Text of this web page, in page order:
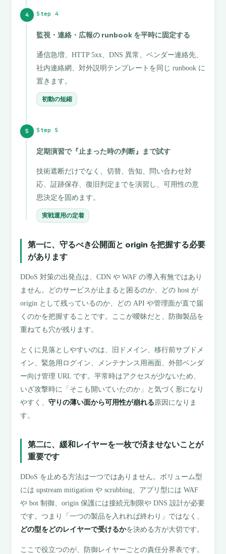
4 Step 4
監視・連絡・広報の runbook を平時に固定する
通信急増、HTTP 5xx、DNS 異常、ベンダー連絡先、
社内連絡網、対外説明テンプレートを同じ runbook に
置きます。
初動の短縮
5 Step 5
定期演習で『止まった時の判断』まで試す
技術遮断だけでなく、切替、告知、問い合わせ対
応、証跡保存、復旧判定までを演習し、可用性の意
思決定を固めます。
実戦運用の定着
第一に、守るべき公開面と origin を把握する必要
があります
DDoS 対策の出発点は、CDN や WAF の導入有無ではあり
ません。どのサービスが止まると困るのか、どの host が
origin として残っているのか、どの API や管理面が直で届
くのかを把握することです。ここが曖昧だと、防御製品を
重ねても穴が残ります。
とくに見落としやすいのは、旧ドメイン、移行前サブドメ
イン、緊急用ログイン、メンテナンス用画面、外部ベンダ
ー向け管理 URL です。平常時はアクセスが少ないため、
いざ攻撃時に「そこも開いていたのか」と気づく形になり
やすく、守りの薄い面から可用性が崩れる原因になりま
す。
第二に、緩和レイヤーを一枚で済ませないことが
重要です
DDoS を止める方法は一つではありません。ボリューム型
には upstream mitigation や scrubbing、アプリ型には WAF
や bot 制御、origin 保護には接続元制限や DNS 設計が必要
です。つまり「一つの製品を入れれば終わり」ではなく、
どの型をどのレイヤーで受けるかを決める方が大切です。
ここで役立つのが、防御レイヤーごとの責任分界表です。